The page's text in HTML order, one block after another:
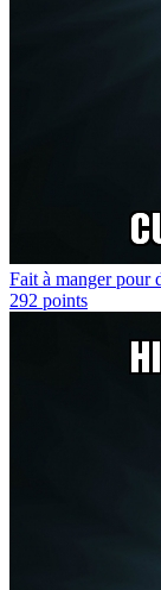
Fait à manger pour
292 points